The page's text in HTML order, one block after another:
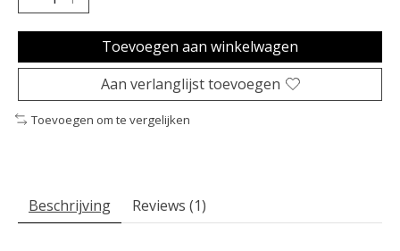
Toevoegen aan winkelwagen
Aan verlanglijst toevoegen
Toevoegen om te vergelijken
Beschrijving Reviews (1)